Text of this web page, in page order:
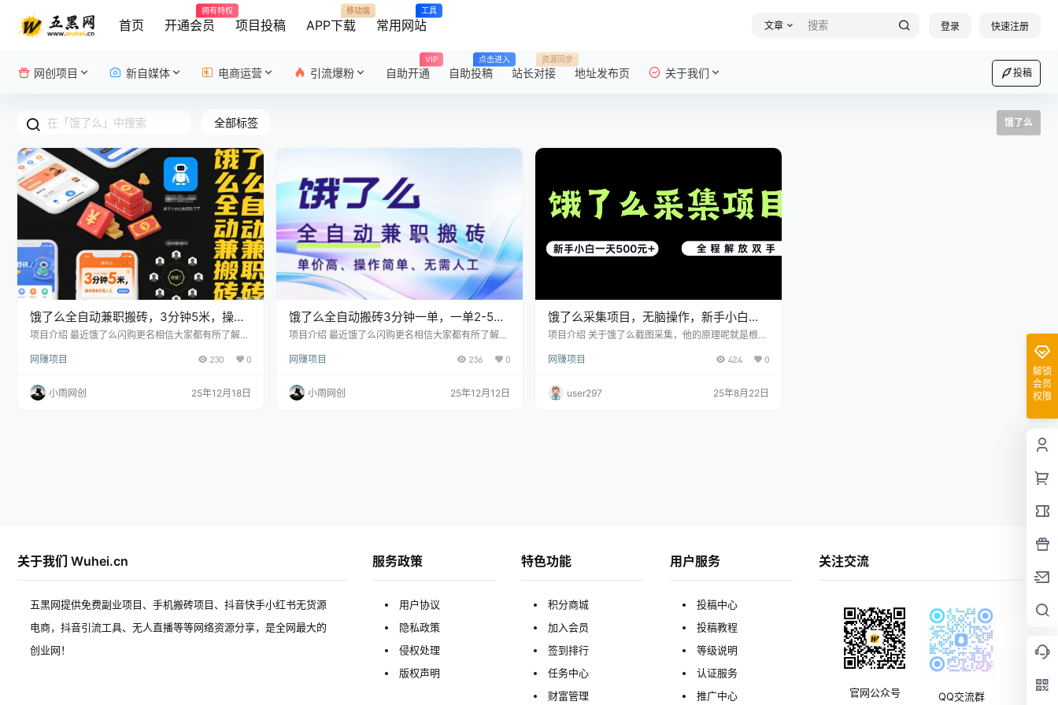
首页 开通会员
拥有特权
项目投稿 APP下载
移动端
常用网站
工具
文章 登录 快速注册
网创项目 新自媒体 电商运营 引流爆粉 自助开通
VIP
自助投稿
点击进入
站长对接
资源同步
地址发布页 关于我们 投稿
全部标签 饿了么
饿了么全自动兼职搬砖，3分钟5米，操作
简单无需人工，新手小白也能矩阵开干
项目介绍 最近饿了么闪购更名相信大家都有所了解，
务也发生了融合，向外给出的兼zhi任务也越来越多，
时间的闪购项目，还有现在的饿了么兼zhi项目，不仅
单价高达四五块，还有继续往上升涨的趋势，任务内
网赚项目 230 0
小雨网创 25年12月18日
饿了么全自动搬砖3分钟一单，一单2-5米
可矩阵可批量无需人工
项目介绍 最近饿了么闪购更名相信大家都有所了解，
务也发生了融合，向外给出的兼zhi任务也越来越多，
时间的闪购项目，还有现在的饿了么兼zhi项目，不仅
单价高达四五块，还有继续往上升涨的趋势，任务内
网赚项目 236 0
小雨网创 25年12月12日
饿了么采集项目，无脑操作，新手小白一
天轻松500+，看完直接上手
项目介绍 关于饿了么截图采集，他的原理呢就是根据
审核，审核通过就可以提现。但与美团截图项目不同
类任务3元一单，算是目前同类项目中价格比较可观
的了。平台对新用户还有3元新手奖励，只需要注册
网赚项目 424 0
user297 25年8月22日
解锁
会员
权限
关于我们 Wuhei.cn
五黑网提供免费副业项目、手机搬砖项目、抖音快手小红书无货源
电商，抖音引流工具、无人直播等等网络资源分享，是全网最大的
创业网！
服务政策
用户协议
隐私政策
侵权处理
版权声明
特色功能
积分商城
加入会员
签到排行
任务中心
财富管理
用户服务
投稿中心
投稿教程
等级说明
认证服务
推广中心
关注交流
官网公众号 QQ交流群